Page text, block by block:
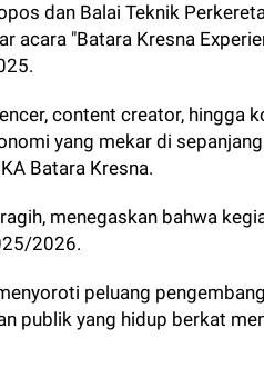
dan Balai Teknik
acara "Batara Kresna
content creator, hingga
yang mekar di
Batara Kresna.
menegaskan bahwa
2026.
peluang
publik yang hidup berkat